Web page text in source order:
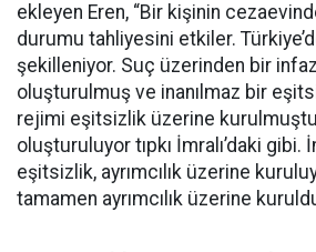
ekleyen Eren, “Bir kişinin
durumu tahliyesini etkiler.
şekilleniyor. Suç üzerinden bir
oluşturulmuş ve inanılmaz bir
rejimi eşitsizlik üzerine
oluşturuluyor tıpkı İmralı’daki gibi.
eşitsizlik, ayrımcılık üzerine
tamamen ayrımcılık üzerine